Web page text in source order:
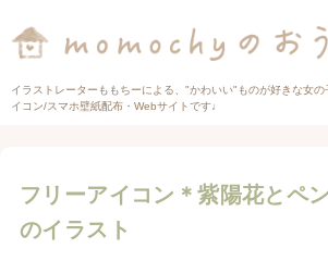
イラストレーターももちーによる、"かわいい"ものが好きな女
イコン/スマホ壁紙配布・Webサイトです♩
フリーアイコン＊紫陽花とペ
のイラスト